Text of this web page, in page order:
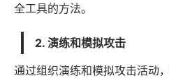
全工具的方法。
2. 演练和模拟攻击
通过组织演练和模拟攻击活动